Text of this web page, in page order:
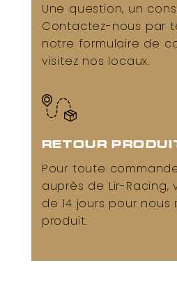
Une question, un
Contactez-nous par
notre formulaire de
visitez nos locaux.
RETOUR
Pour toute
auprès de Lir-Racing,
de 14 jours pour nous
produit.